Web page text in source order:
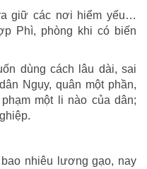
giữ các nơi hiểm yếu…
Phì, phòng khi có biến
dùng cách lâu dài, sai
Ngụy, quân một phần,
một li nào của dân;
nhiêu lương gạo, nay